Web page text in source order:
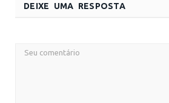
DEIXE UMA RESPOSTA